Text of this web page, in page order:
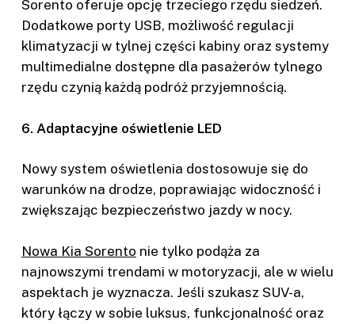
Sorento oferuje opcję trzeciego rzędu siedzeń.
Dodatkowe porty USB, możliwość regulacji
klimatyzacji w tylnej części kabiny oraz systemy
multimedialne dostępne dla pasażerów tylnego
rzędu czynią każdą podróż przyjemnością.
6. Adaptacyjne oświetlenie LED
Nowy system oświetlenia dostosowuje się do
warunków na drodze, poprawiając widoczność i
zwiększając bezpieczeństwo jazdy w nocy.
Nowa Kia Sorento nie tylko podąża za
najnowszymi trendami w motoryzacji, ale w wielu
aspektach je wyznacza. Jeśli szukasz SUV-a,
który łączy w sobie luksus, funkcjonalność oraz